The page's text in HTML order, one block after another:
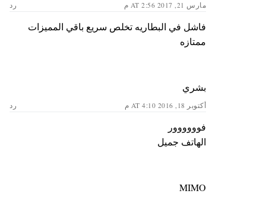
مارس 21, 2017 AT 2:56 م رد
فاشل في البطاريه تخلص سريع باقي المميزات
ممتازه
بشري
أكتوبر 18, 2016 AT 4:10 م رد
فوووووور
الهاتف جميل
MIMO